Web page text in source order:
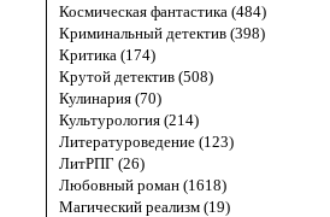
Космическая фантастика (484)
Криминальный детектив (398)
Критика (174)
Крутой детектив (508)
Кулинария (70)
Культурология (214)
Литературоведение (123)
ЛитРПГ (26)
Любовный роман (1618)
Магический реализм (19)